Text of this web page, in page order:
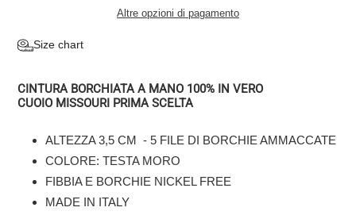
Altre opzioni di pagamento
Inserimento
nel
carrello
Size chart
CINTURA BORCHIATA A MANO 100% IN VERO
CUOIO MISSOURI PRIMA SCELTA
ALTEZZA 3,5 CM - 5 FILE DI BORCHIE AMMACCATE
COLORE: TESTA MORO
FIBBIA E BORCHIE NICKEL FREE
MADE IN ITALY